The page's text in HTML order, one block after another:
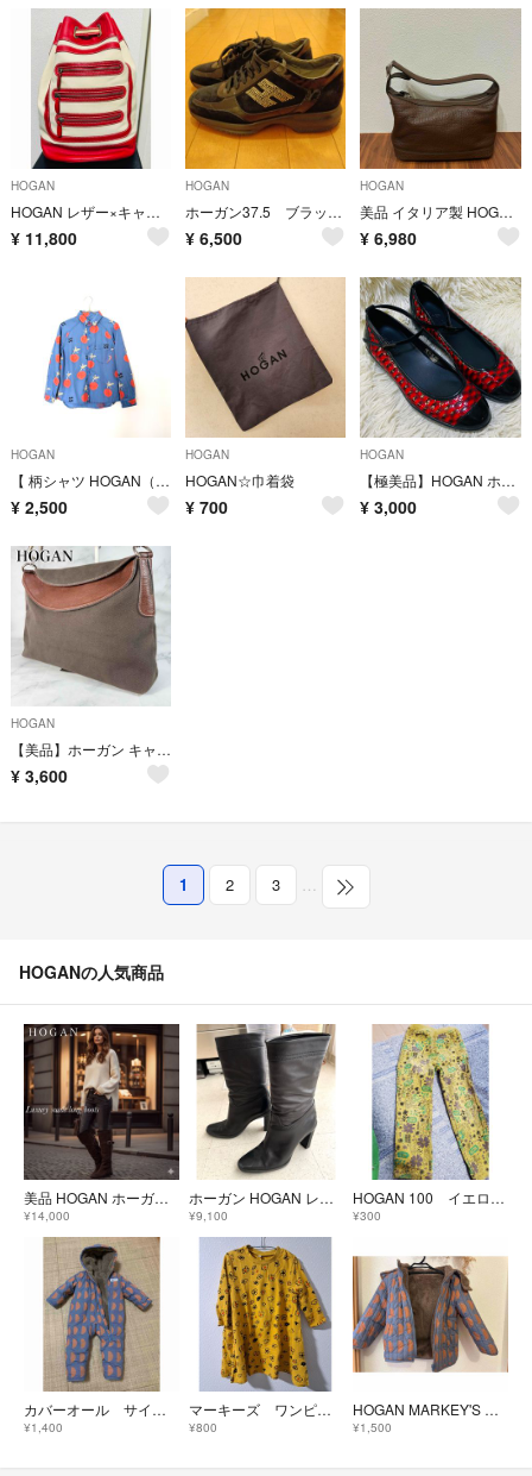
HOGAN
HOGAN レザー×キャンバス生地 ボディバッグ ダッフルバッグ
¥ 11,800
HOGAN
ホーガン37.5 ブラック スエード スニーカー
¥ 6,500
HOGAN
美品 イタリア製 HOGAN ホーガン レディース ハンドバッグ トートバッグ
¥ 6,980
HOGAN
【 柄シャツ HOGAN（ホーガン） 120cm 】キッズ ブルー アップル
¥ 2,500
HOGAN
HOGAN☆巾着袋
¥ 700
HOGAN
【極美品】HOGAN ホーガン エナメル パンプス レッド 21.5cm
¥ 3,000
HOGAN
【美品】ホーガン キャンバス レザー ワンショルダーバッグ 保存袋付き
¥ 3,600
1 2 3 …
HOGANの人気商品
美品 HOGAN ホーガン 高級 ロングブーツ スエード ブラウン 23.5cm
¥14,000
ホーガン HOGAN レディースハイヒール レザー ロングブーツ
¥9,100
HOGAN 100 イエロー HOGAN 幾何学模様 長ズボン パンツ
¥300
カバーオール サイズ70
¥1,400
マーキーズ ワンピースSize100
¥800
HOGAN MARKEY'S キッズジャケット
¥1,500